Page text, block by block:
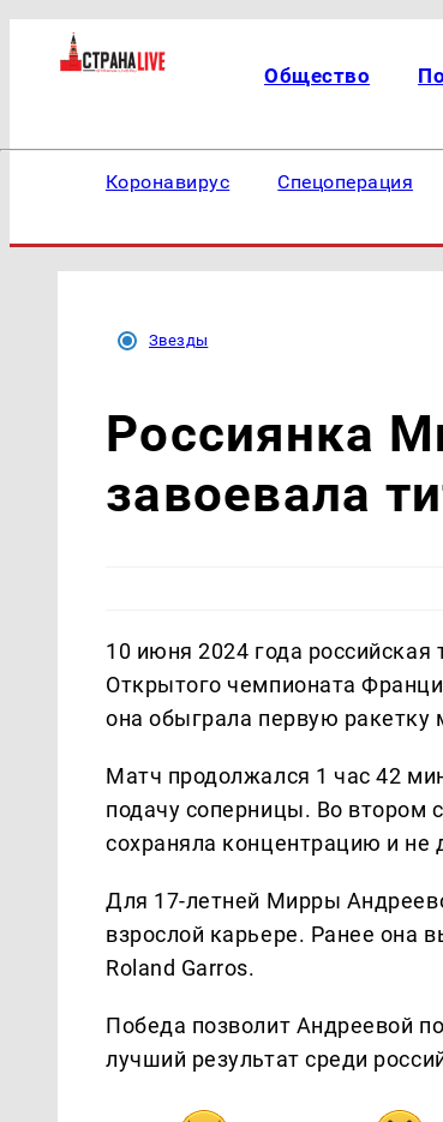
Общество
Коронавирус Спецоперация
Звезды
Россиянка
завоевала
10 июня 2024 года
Открытого чемпионата
она обыграла первую ракетку
Матч продолжался 1 час 42
подачу соперницы. Во втором
сохраняла концентрацию и не
Для 17-летней Мирры
взрослой карьере. Ранее она
Roland Garros.
Победа позволит Андреевой
лучший результат среди